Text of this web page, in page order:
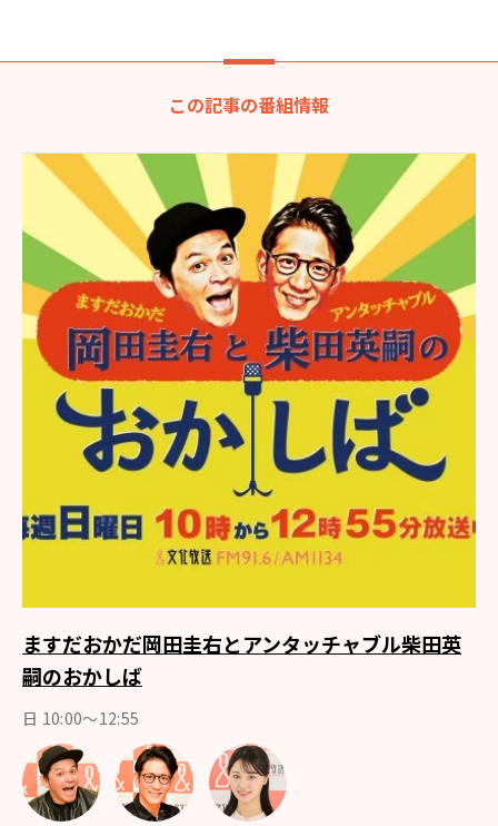
この記事の番組情報
ますだおかだ岡田圭右とアンタッチャブル柴田英
嗣のおかしば
日 10:00～12:55